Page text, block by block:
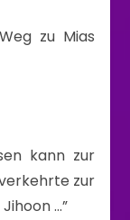
zu Mias
kann zur
zur
…”